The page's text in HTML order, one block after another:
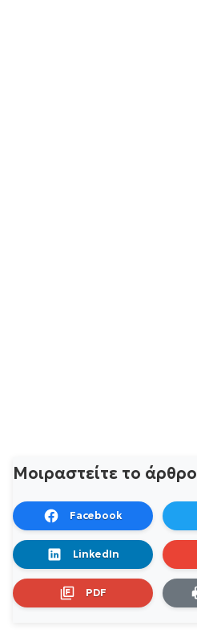
Μοιραστείτε το άρθρο
Facebook
LinkedIn
PDF